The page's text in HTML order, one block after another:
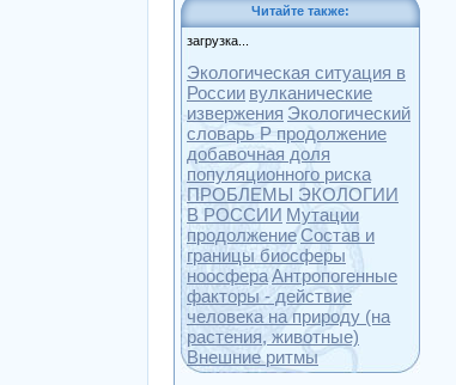
Читайте также:
загрузка...
Экологическая ситуация в
России вулканические
извержения Экологический
словарь Р продолжение
добавочная доля
популяционного риска
ПРОБЛЕМЫ ЭКОЛОГИИ
В РОССИИ Мутации
продолжениеСостав и
границы биосферы
ноосфераАнтропогенные
факторы - действие
человека на природу (на
растения, животные)
Внешние ритмы